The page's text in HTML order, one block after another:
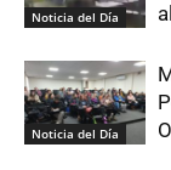
Noticia del Día
Noticia del Día